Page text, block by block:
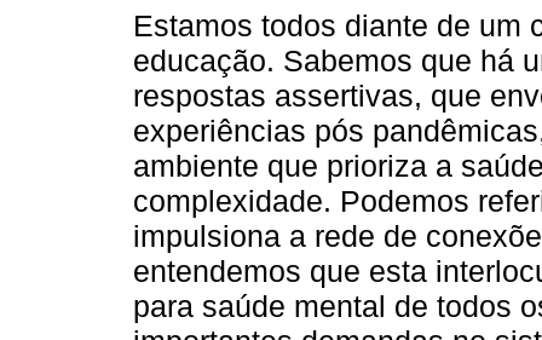
Estamos todos diante de um
educação. Sabemos que há
respostas assertivas, que
experiências pós
ambiente que prioriza a
complexidade. Podemos
impulsiona a rede de
entendemos que esta
para saúde mental de todos